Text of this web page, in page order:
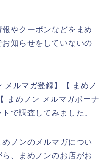
やクーポンなどをまめ
知らせをしていないの
メルマガ登録】【 まめノ
まめノン メルマガボーナ
で調査してみました。
ノンのメルマガについ
、まめノンのお店がお